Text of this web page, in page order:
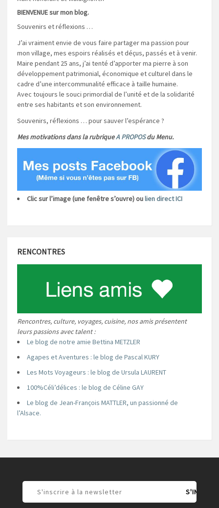
BIENVENUE sur mon blog.
Souvenirs et réflexions …
J’ai vraiment envie de vous faire partager ma passion pour
mon village, mes espoirs réalisés et déçus, passés et à venir.
Maire pendant 25 ans, j’ai tenté d’apporter ma pierre à son
développement patrimonial, économique et culturel dans le
cadre d’une intercommunalité efficace à taille humaine.
Avec toujours le souci primordial de l’unité et de la solidarité
entre ses habitants et son environnement.
Souvenirs, réflexions … pour sauver l’espérance ?
Mes motivations dans la rubriqueA PROPOSdu Menu.
Clic sur l’image (une fenêtre s’ouvre) oulien direct ICI
RENCONTRES
Rencontres, culture, voyages, cuisine, nos amis présentent
leurs passions avec talent :
Le blog de notre amie Bettina METZLER
Agapes et Aventures : le blog de Pascal KURY
Les Mots Voyageurs : le blog de Ursula LAURENT
100%Céli’délices : le blog de Céline GAY
Le blog de Jean-François MATTLER, un passionné de
l’Alsace.